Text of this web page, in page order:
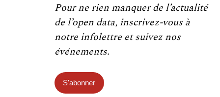
Pour ne rien manquer de l’actualité
de l’open data, inscrivez-vous à
notre infolettre et suivez nos
événements.
S'abonner